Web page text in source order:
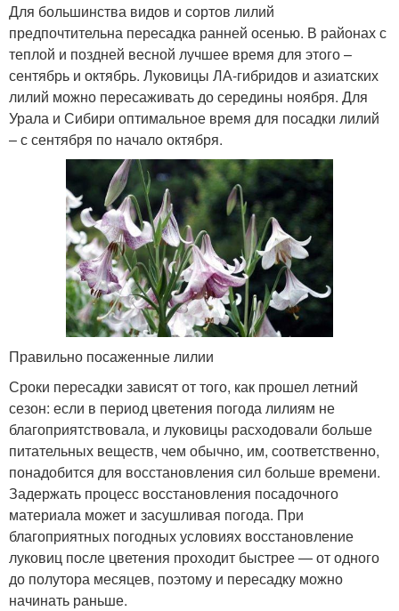
Для большинства видов и сортов лилий
предпочтительна пересадка ранней осенью. В районах с
теплой и поздней весной лучшее время для этого –
сентябрь и октябрь. Луковицы ЛА-гибридов и азиатских
лилий можно пересаживать до середины ноября. Для
Урала и Сибири оптимальное время для посадки лилий
– с сентября по начало октября.
Правильно посаженные лилии
Сроки пересадки зависят от того, как прошел летний
сезон: если в период цветения погода лилиям не
благоприятствовала, и луковицы расходовали больше
питательных веществ, чем обычно, им, соответственно,
понадобится для восстановления сил больше времени.
Задержать процесс восстановления посадочного
материала может и засушливая погода. При
благоприятных погодных условиях восстановление
луковиц после цветения проходит быстрее — от одного
до полутора месяцев, поэтому и пересадку можно
начинать раньше.